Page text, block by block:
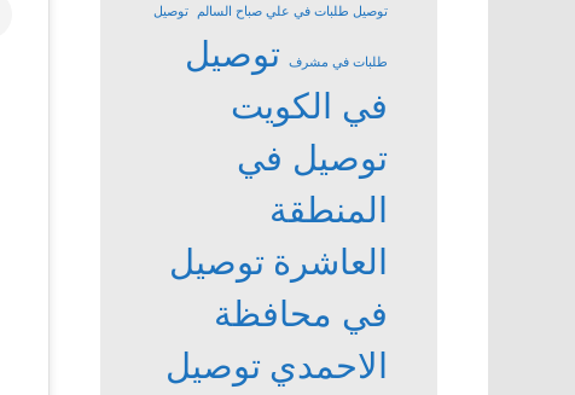
توصيل طلبات في علي صباح السالم توصيل
طلبات في مشرف
توصيل
في الكويت
توصيل في
المنطقة
العاشرة توصيل
في محافظة
الاحمدي توصيل